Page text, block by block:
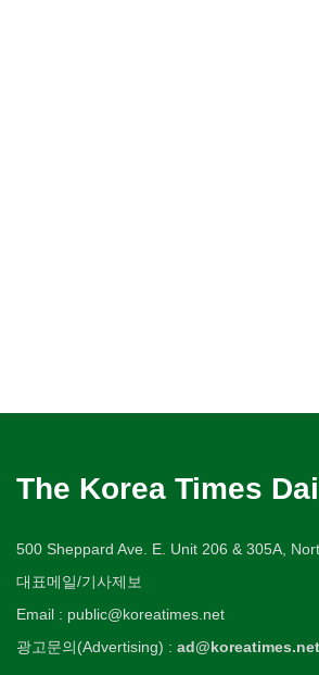
The Korea Times
500 Sheppard Ave. E. Unit 206 & 305A,
대표메일/기사제보
Email : public@koreatimes.net
광고문의(Advertising) : ad@koreatimes.net